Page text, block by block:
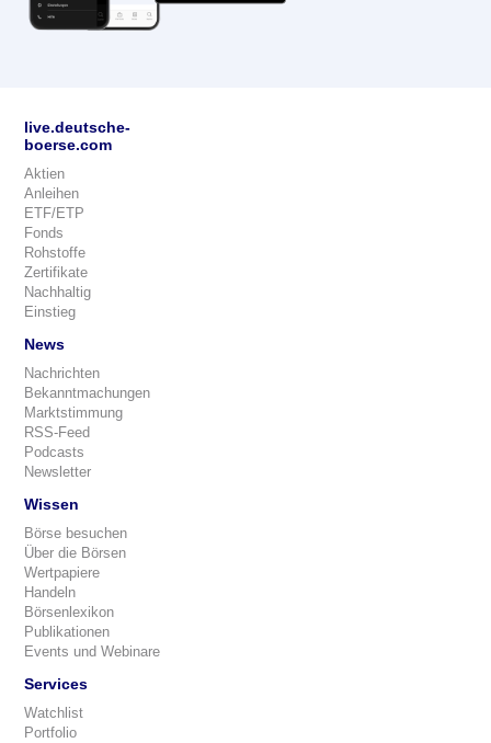
live.deutsche-
boerse.com
Aktien
Anleihen
ETF/ETP
Fonds
Rohstoffe
Zertifikate
Nachhaltig
Einstieg
News
Nachrichten
Bekanntmachungen
Marktstimmung
RSS-Feed
Podcasts
Newsletter
Wissen
Börse besuchen
Über die Börsen
Wertpapiere
Handeln
Börsenlexikon
Publikationen
Events und Webinare
Services
Watchlist
Portfolio